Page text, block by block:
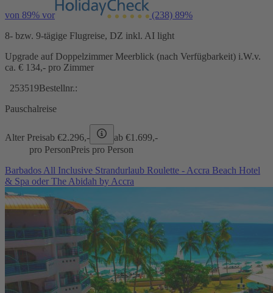
von 89% vor (238) 89%
8- bzw. 9-tägige Flugreise, DZ inkl. AI light
Upgrade auf Doppelzimmer Meerblick (nach Verfügbarkeit) i.W.v.
ca. € 134,- pro Zimmer
253519Bestellnr.:
Pauschalreise
Alter Preisab €2.296,- ab €1.699,-
pro PersonPreis pro Person
Barbados All Inclusive Strandurlaub Roulette - Accra Beach Hotel
& Spa oder The Abidah by Accra